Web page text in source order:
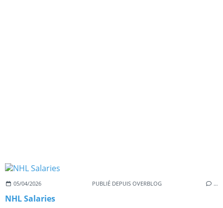
05/04/2026 PUBLIÉ DEPUIS OVERBLOG …
NHL Salaries